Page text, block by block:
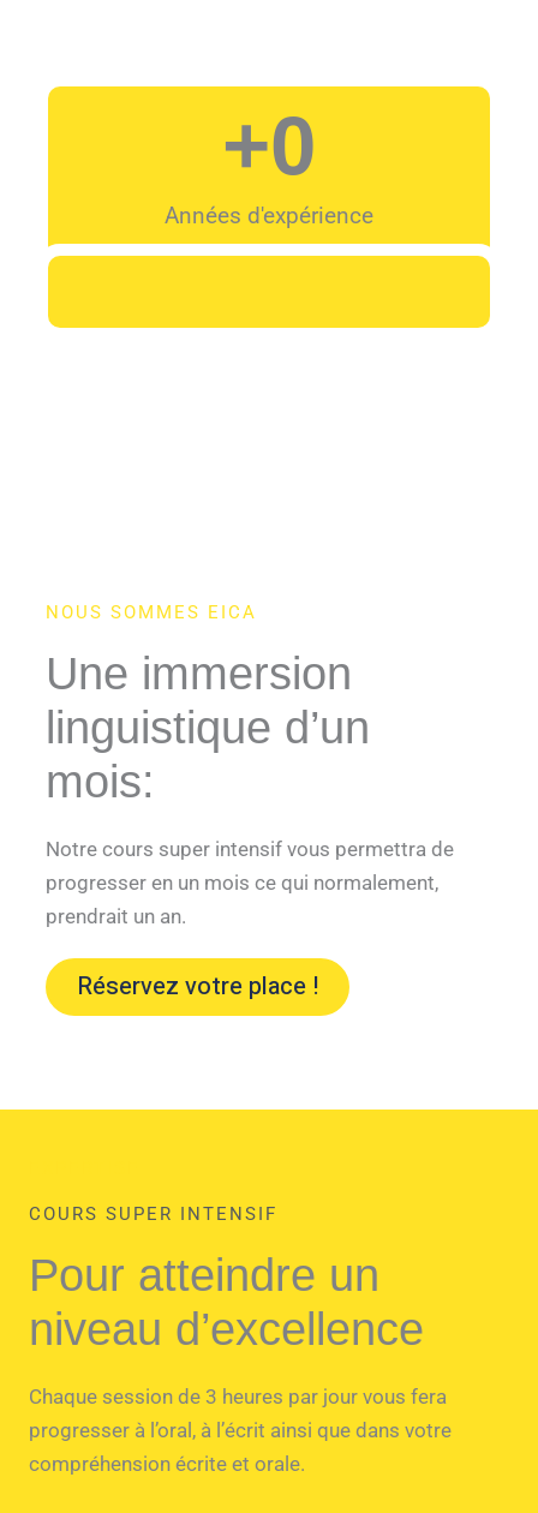
Années d'expérience
+0
NOUS SOMMES EICA
Une immersion
linguistique d’un
mois:
Notre cours super intensif vous permettra de
progresser en un mois ce qui normalement,
prendrait un an.
Réservez votre place !
COURS SUPER INTENSIF
Pour atteindre un
niveau d’excellence
Chaque session de 3 heures par jour vous fera
progresser à l’oral, à l’écrit ainsi que dans votre
compréhension écrite et orale.